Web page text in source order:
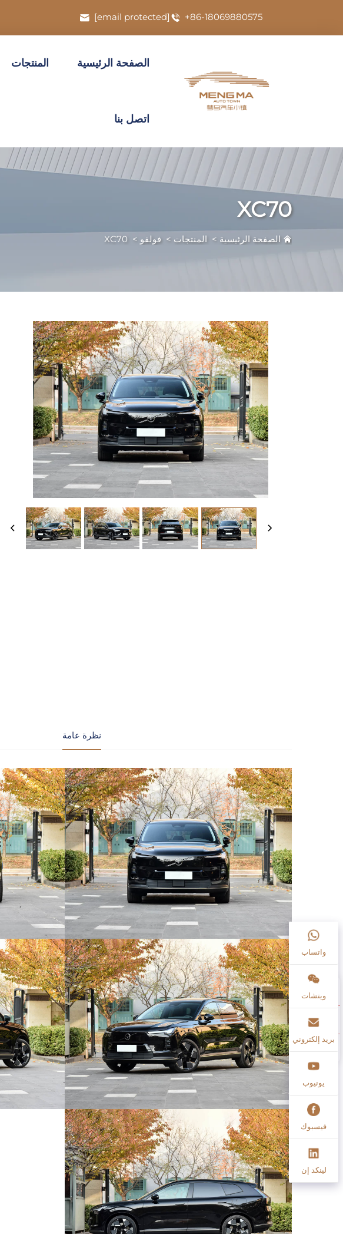
+86-18069880575
[email protected]
الصفحة الرئيسية المنتجات
اتصل بنا
XC70
الصفحة الرئيسية > المنتجات >فولفو >
XC70
نظرة عامة
واتساب
ويتشات
بريد إلكتروني
يوتيوب
فيسبوك
لينكد إن